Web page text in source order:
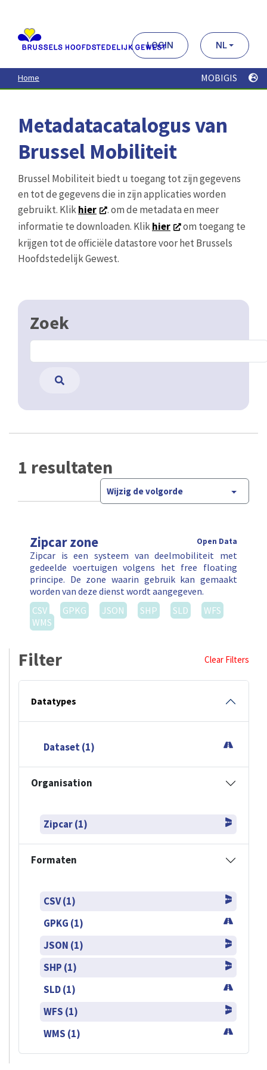
contenu
principal
LOGIN NL
Home MOBIGIS
Metadatacatalogus van
Brussel Mobiliteit
Brussel Mobiliteit biedt u toegang tot zijn gegevens
en tot de gegevens die in zijn applicaties worden
gebruikt. Klikhier
. om de metadata en meer
informatie te downloaden. Klikhier
om toegang te
krijgen tot de officiële datastore voor het Brussels
Hoofdstedelijk Gewest.
Zoek
1 resultaten
Wijzig de volgorde
Zipcar zone Open Data
Zipcar is een systeem van deelmobiliteit met
gedeelde voertuigen volgens het free floating
principe. De zone waarin gebruik kan gemaakt
worden van deze dienst wordt aangegeven.
CSV
GPKG JSON SHP SLD
WFS
WMS
Filter Clear Filters
Datatypes
Dataset (1)
Organisation
Zipcar (1)
Formaten
CSV (1)
GPKG (1)
JSON (1)
SHP (1)
SLD (1)
WFS (1)
WMS (1)